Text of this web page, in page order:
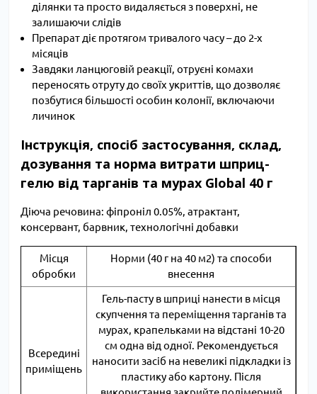
ділянки та просто видаляється з поверхні, не
залишаючи слідів
Препарат діє протягом тривалого часу – до 2-х
місяців
Завдяки ланцюговій реакції, отруєні комахи
переносять отруту до своїх укриттів, що дозволяє
позбутися більшості особин колонії, включаючи
личинок
Інструкція, спосіб застосування, склад,
дозування та норма витрати шприц-
гелю від тарганів та мурах Global 40 г
Діюча речовина: фіпроніл 0.05%, атрактант,
консервант, барвник, технологічні добавки
Місця
обробки
Норми (40 г на 40 м2) та способи
внесення
Всередині
приміщень
Гель-пасту в шприці нанести в місця
скупчення та переміщення тарганів та
мурах, крапельками на відстані 10-20
см одна від одної. Рекомендується
наносити засіб на невеликі підкладки із
пластику або картону. Після